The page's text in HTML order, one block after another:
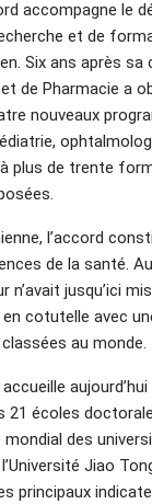
accompagne le
et de
Six ans après sa
de Pharmacie a
nouveaux
plus de trente
l’accord
de la santé.
jusqu’ici
cotutelle avec
au monde.
écoles
des
Jiao
principaux